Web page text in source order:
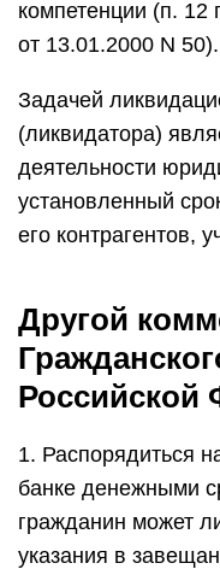
компетенции (п.
от 13.01.2000 N 50).
Задачей
(ликвидатора)
деятельности
установленный
его контрагентов,
Другой
Российской
1. Распорядиться
банке денежными
гражданин может
указания в